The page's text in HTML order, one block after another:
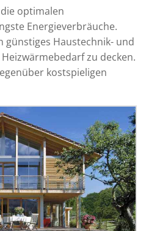
optimalen
Energieverbräuche.
günstiges Haustechnik- und
zu decken.
kostspieligen